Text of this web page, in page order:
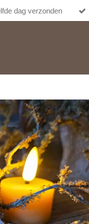
dag verzonden